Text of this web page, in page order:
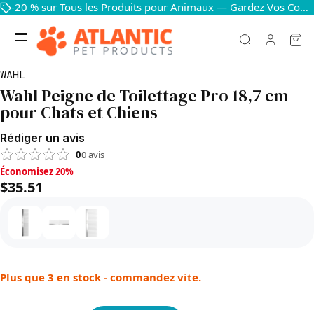
-20 % sur Tous les Produits pour Animaux — Gardez Vos Compagnons Heureux et en Bonne Santé
WAHL
Wahl Peigne de Toilettage Pro 18,7 cm
pour Chats et Chiens
Rédiger un avis
00avis
Économisez 20%, $35.51
Économisez 20%
$35.51
Plus que 3 en stock - commandez vite.